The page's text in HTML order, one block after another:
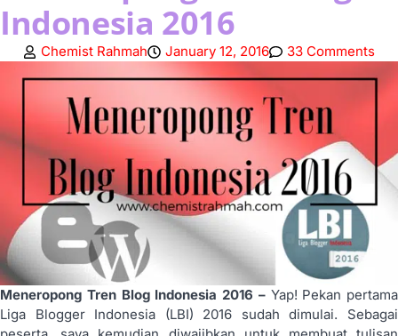
Indonesia 2016
Chemist Rahmah January 12, 2016 33 Comments
Meneropong Tren Blog Indonesia 2016 – Yap! Pekan pertama
Liga Blogger Indonesia (LBI) 2016 sudah dimulai. Sebagai